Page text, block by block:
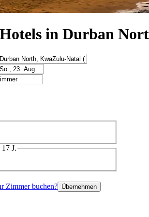
in Durban
J.
Zimmer buchen? Übernehmen